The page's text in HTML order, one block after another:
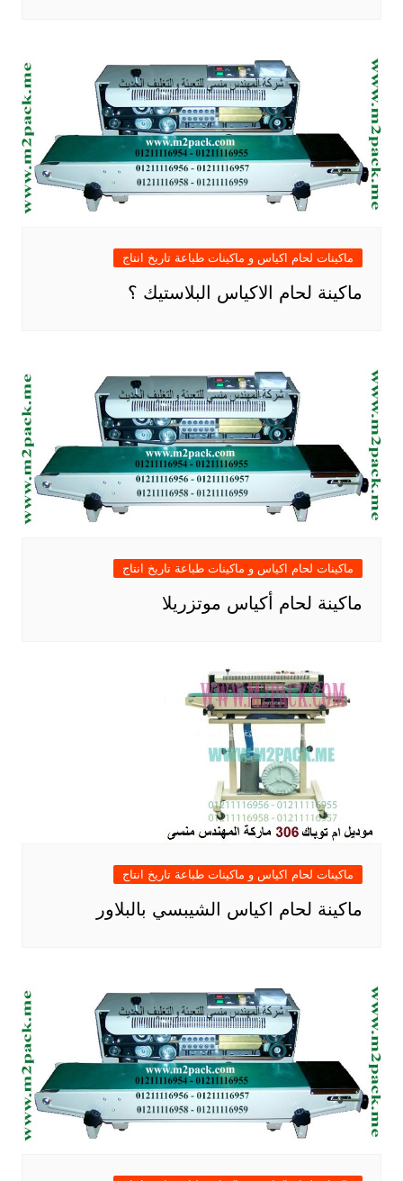
ماكينات لحام اكياس و ماكينات طباعة تاريخ انتاج
ماكينة لحام الاكياس البلاستيك ؟
ماكينات لحام اكياس و ماكينات طباعة تاريخ انتاج
ماكينة لحام أكياس موتزريلا
ماكينات لحام اكياس و ماكينات طباعة تاريخ انتاج
ماكينة لحام اكياس الشيبسي بالبلاور